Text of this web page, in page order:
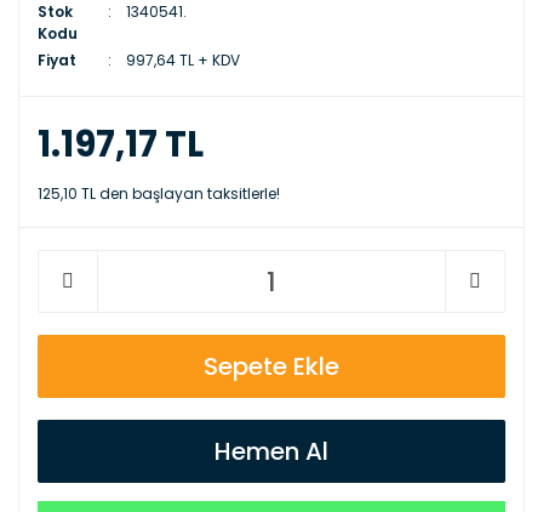
Stok
Kodu
1340541.
Fiyat 997,64 TL + KDV
1.197,17 TL
125,10 TL den başlayan taksitlerle!
Sepete Ekle
Hemen Al